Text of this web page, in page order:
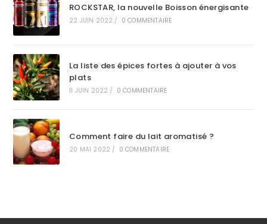
ROCKSTAR, la nouvelle Boisson énergisante
22 JUIN 2022 / 0 COMMENTAIRE
La liste des épices fortes à ajouter à vos
plats
11 JUIN 2022 / 0 COMMENTAIRE
Comment faire du lait aromatisé ?
20 MAI 2022 / 0 COMMENTAIRE